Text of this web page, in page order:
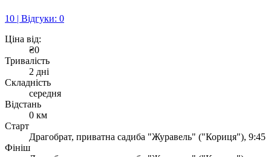
10 | Відгуки: 0
Ціна від:
₴0
Тривалість
2 дні
Складність
середня
Відстань
0 км
Старт
Драгобрат, приватна садиба "Журавель" ("Кориця"), 9:45
Фініш